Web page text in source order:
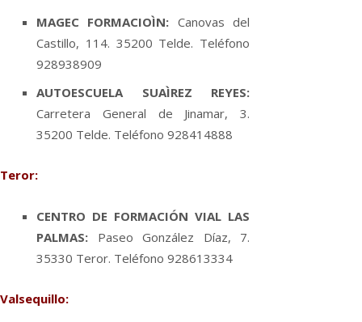
MAGEC FORMACIOÌN: Canovas del
Castillo, 114. 35200 Telde. Teléfono
928938909
AUTOESCUELA SUAÌREZ REYES:
Carretera General de Jinamar, 3.
35200 Telde. Teléfono 928414888
Teror:
CENTRO DE FORMACIÓN VIAL LAS
PALMAS: Paseo González Dí­az, 7.
35330 Teror. Teléfono 928613334
Valsequillo: